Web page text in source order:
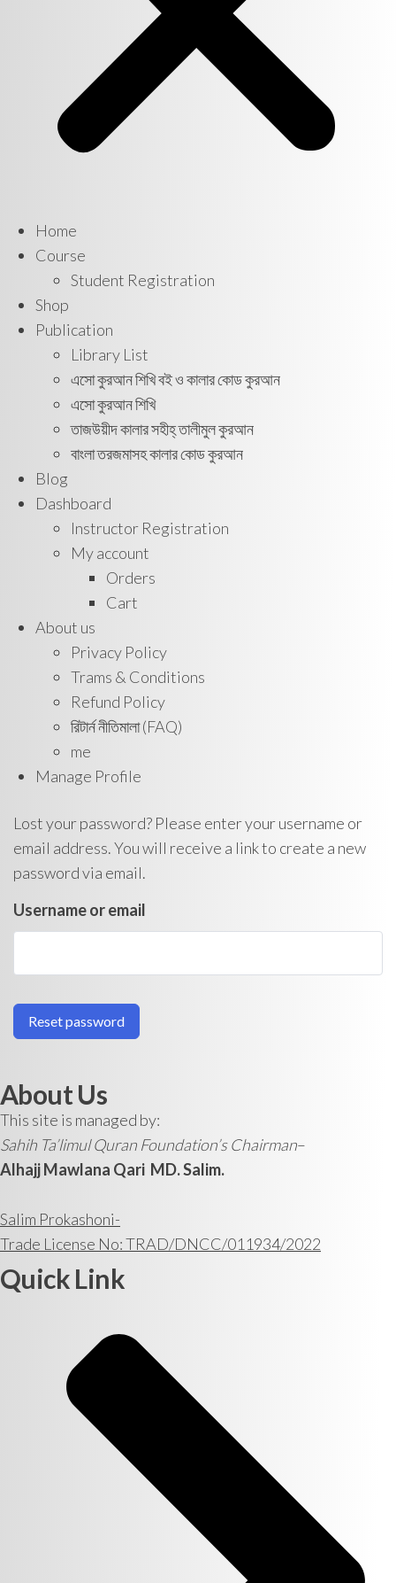
Home
Course
Student Registration
Shop
Publication
Library List
এসো কুরআন শিখি বই ও কালার কোড কুরআন
এসো কুরআন শিখি
তাজউয়ীদ কালার সহীহ্ তালীমুল কুরআন
বাংলা তরজমাসহ কালার কোড কুরআন
Blog
Dashboard
Instructor Registration
My account
Orders
Cart
About us
Privacy Policy
Trams & Conditions
Refund Policy
রিটার্ন নীতিমালা (FAQ)
me
Manage Profile
Lost your password? Please enter your username or
email address. You will receive a link to create a new
password via email.
Username or email
Reset password
About Us
This site is managed by:
Sahih Ta’limul Quran Foundation’s Chairman–
Alhajj Mawlana Qari MD. Salim.
Salim Prokashoni-
Trade License No: TRAD/DNCC/011934/2022
Quick Link